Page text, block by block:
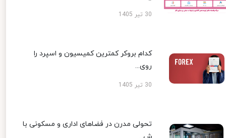
30 تیر 1405
کدام بروکر کمترین کمیسیون و اسپرد را
روی...
30 تیر 1405
تحولی مدرن در فضاهای اداری و مسکونی با